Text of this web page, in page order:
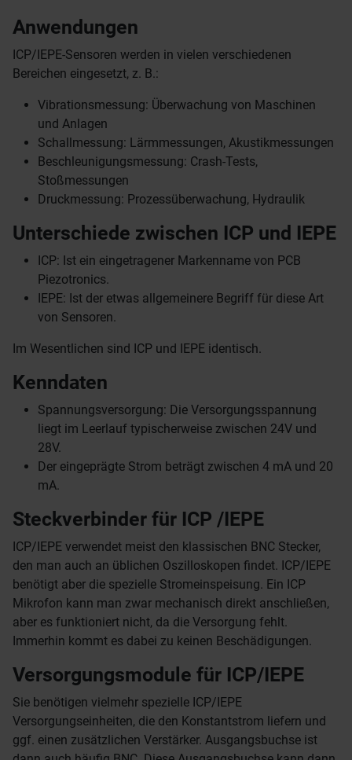
Anwendungen
ICP/IEPE-Sensoren werden in vielen verschiedenen
Bereichen eingesetzt, z. B.:
Vibrationsmessung: Überwachung von Maschinen
und Anlagen
Schallmessung: Lärmmessungen, Akustikmessungen
Beschleunigungsmessung: Crash-Tests,
Stoßmessungen
Druckmessung: Prozessüberwachung, Hydraulik
Unterschiede zwischen ICP und IEPE
ICP: Ist ein eingetragener Markenname von PCB
Piezotronics.
IEPE: Ist der etwas allgemeinere Begriff für diese Art
von Sensoren.
Im Wesentlichen sind ICP und IEPE identisch.
Kenndaten
Spannungsversorgung: Die Versorgungsspannung
liegt im Leerlauf typischerweise zwischen 24V und
28V.
Der eingeprägte Strom beträgt zwischen 4 mA und 20
mA.
Steckverbinder für ICP /IEPE
ICP/IEPE verwendet meist den klassischen BNC Stecker,
den man auch an üblichen Oszilloskopen findet. ICP/IEPE
benötigt aber die spezielle Stromeinspeisung. Ein ICP
Mikrofon kann man zwar mechanisch direkt anschließen,
aber es funktioniert nicht, da die Versorgung fehlt.
Immerhin kommt es dabei zu keinen Beschädigungen.
Versorgungsmodule für ICP/IEPE
Sie benötigen vielmehr spezielle ICP/IEPE
Versorgungseinheiten, die den Konstantstrom liefern und
ggf. einen zusätzlichen Verstärker. Ausgangsbuchse ist